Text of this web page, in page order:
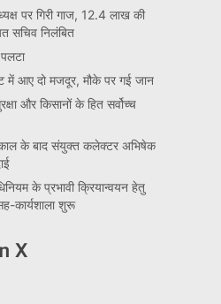
पर गिरी गाज, 12.4 लाख की
सचिव निलंबित
में आए दो मजदूर, मौके पर गई जान
और किसानों के हित सर्वोच्च
के बाद संयुक्त कलेक्टर अभिषेक
के प्रभावी क्रियान्वयन हेतु
कार्यशाला शुरू
X